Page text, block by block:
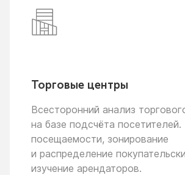
Торговые центры
Всесторонний анализ
на базе подсчёта посетителей.
посещаемости, зонирование
и распределение
изучение арендаторов.